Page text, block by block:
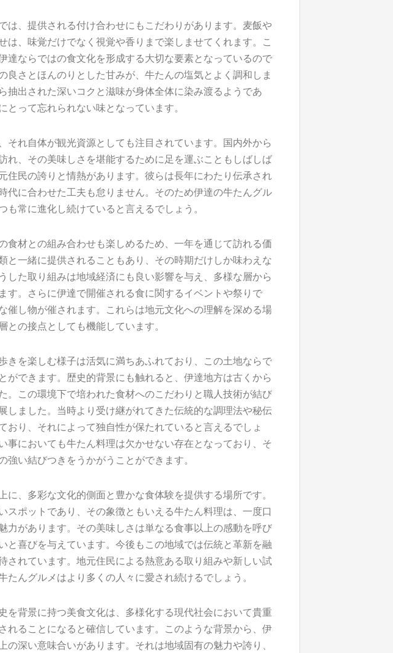
は、提供される付け合わせにもこだわりがあります。麦飯や
は、味覚だけでなく視覚や香りまで楽しませてくれます。こ
達ならではの食文化を形成する大切な要素となっているので
良さとほんのりとした甘みが、牛たんの塩気とよく調和しま
抽出された深いコクと滋味が身体全体に染み渡るようであ
とって忘れられない味となっています。
それ自体が観光資源としても注目されています。国内外から
れ、その美味しさを堪能するために足を運ぶこともしばしば
住民の誇りと情熱があります。彼らは長年にわたり伝承され
代に合わせた工夫も怠りません。そのため伊達の牛たんグル
も常に進化し続けていると言えるでしょう。
食材との組み合わせも楽しめるため、一年を通じて訪れる価
と一緒に提供されることもあり、その時期だけしか味わえな
した取り組みは地域経済にも良い影響を与え、多様な層から
す。さらに伊達で開催される食に関するイベントや祭りで
催し物が催されます。これらは地元文化への理解を深める場
との接点としても機能しています。
きを楽しむ様子は活気に満ちあふれており、この土地ならで
ができます。歴史的背景にも触れると、伊達地方は古くから
。この環境下で培われた食材へのこだわりと職人技術が結び
しました。当時より受け継がれてきた伝統的な調理法や秘伝
おり、それによって独自性が保たれていると言えるでしょ
事においても牛たん料理は欠かせない存在となっており、そ
強い結びつきをうかがうことができます。
に、多彩な文化的側面と豊かな食体験を提供する場所です。
スポットであり、その象徴ともいえる牛たん料理は、一度口
力があります。その美味しさは単なる食事以上の感動を呼び
と喜びを与えています。今後もこの地域では伝統と革新を融
されています。地元住民による熱意ある取り組みや新しい試
たんグルメはより多くの人々に愛され続けるでしょう。
を背景に持つ美食文化は、多様化する現代社会において貴重
れることになると確信しています。このような背景から、伊
の深い意味合いがあります。それは地域固有の魅力や誇り、